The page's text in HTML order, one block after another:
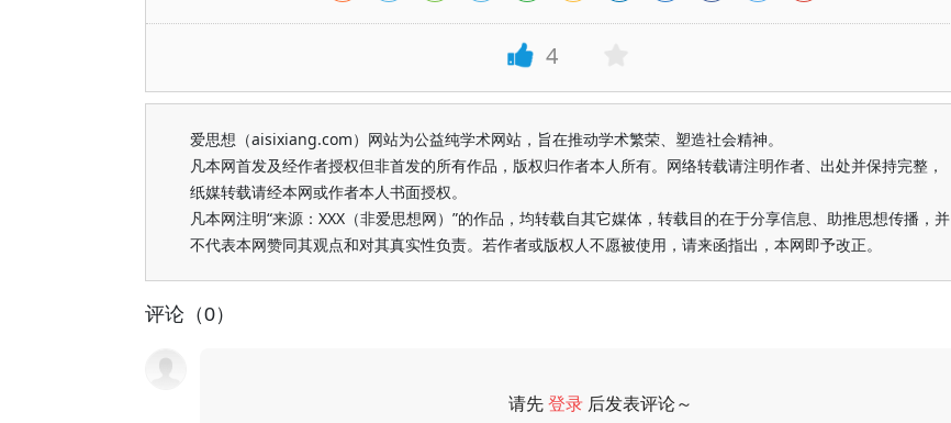
4
爱思想（aisixiang.com）网站为公益纯学术网站，旨在推动学术繁荣、塑造社会精神。
凡本网首发及经作者授权但非首发的所有作品，版权归作者本人所有。网络转载请注明作者、出处并保持完整，
纸媒转载请经本网或作者本人书面授权。
凡本网注明“来源：XXX（非爱思想网）”的作品，均转载自其它媒体，转载目的在于分享信息、助推思想传播，并
不代表本网赞同其观点和对其真实性负责。若作者或版权人不愿被使用，请来函指出，本网即予改正。
评论（0）
请先登录 后发表评论～